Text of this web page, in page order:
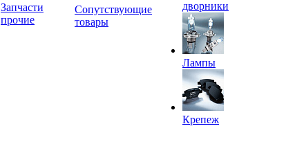
Запчасти
прочие
Сопутствующие
товары
дворники
Лампы
Крепеж